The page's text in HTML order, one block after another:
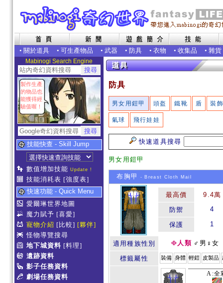
• 關於道具 • 可生產物品 • 武器 • 防具 • 衣物 • 收集品 • 雜貨
Mabinogi Search Engine
製作生產
的物品也
能獲得經
驗值喔！
技能快查 - Skill Jump
數值增加技能 Update !
技能消耗表 [強度表]
快速功能 - Quick Menu
愛爾琳世界地圖
魔力賦予 [喜愛]
寵物介紹 [比較] [夥伴]
怪物導覽搜尋
地下城資料 [料理]
遺跡資料
影子任務資料
劇場任務資料
防具
男女用鎧甲 頭盔 鐵靴 盾 裝
氣球 飛行娃娃
快速道具搜尋
男女用鎧甲
布胸甲 - Breast Cloth Mail
最高價
9.4萬
防禦
4
保護 1
適用種族性別 Φ人類 ♂男♀女
標籤屬性 裝備 身體 輕鎧 皮製品
A:全